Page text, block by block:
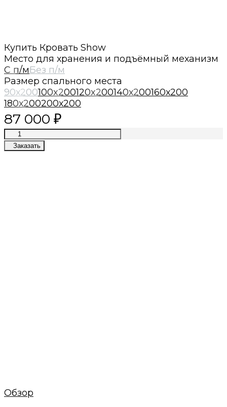
Купить Кровать Show
Место для хранения и подъёмный механизм
С п/мБез п/м
Размер спального места
90х200100x200120x200140х200160х200
180х200200х200
87 000 ₽
Заказать
Обзор